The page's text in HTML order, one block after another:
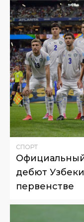
СПОРТ
дебют
первенстве